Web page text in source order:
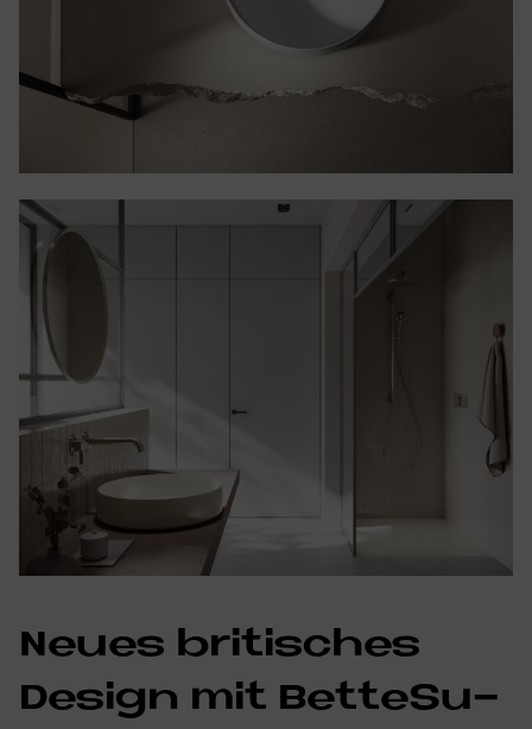
Neu­es bri­ti­sches
De­sign mit Bet­teSu­